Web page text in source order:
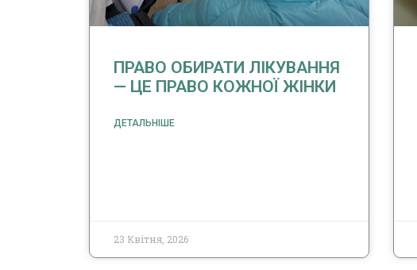
ПРАВО ОБИРАТИ ЛІКУВАННЯ
— ЦЕ ПРАВО КОЖНОЇ ЖІНКИ
ДЕТАЛЬНІШЕ
23 Квітня, 2026